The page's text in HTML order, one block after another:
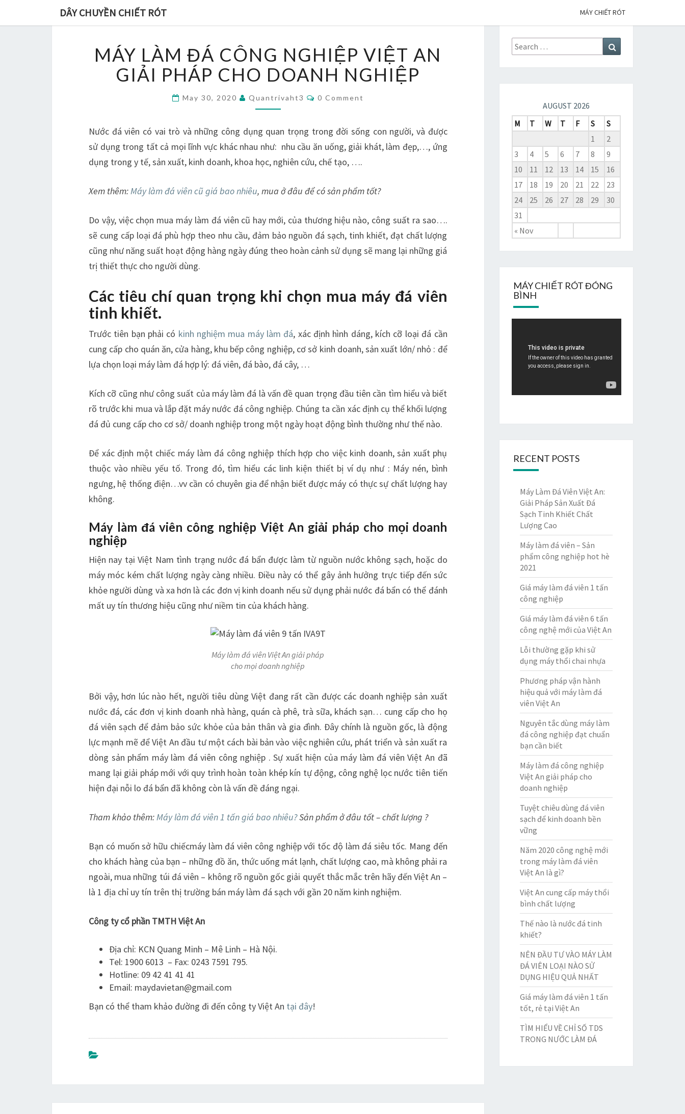
DÂY CHUYỀN CHIẾT RÓT MÁY CHIẾT RÓT
Á
Y
L
Á
C
N
N
H
I
Ệ
P
Ệ
N
G
Ả
P
H
Á
C
H
O
D
N
H
G
H
I
Ệ
MÁY LÀM ĐÁ CÔNG NGHIỆP VIỆT AN
GIẢI PHÁP CHO DOANH NGHIỆP
May 30, 2020 Quantrivaht3
C
O
N
T
S
0 Comment
Nước đá viên có vai trò và những công dụng quan trọng trong đời sống con người, và được
sử dụng trong tất cả mọi lĩnh vực khác nhau như: nhu cầu ăn uống, giải khát, làm đẹp,…, ứng
dụng trong y tế, sản xuất, kinh doanh, khoa học, nghiên cứu, chế tạo, ….
Xem thêm:Máy làm đá viên cũ giá bao nhiêu, mua ở đâu để có sản phẩm tốt?
Do vậy, việc chọn mua máy làm đá viên cũ hay mới, của thương hiệu nào, công suất ra sao….
sẽ cung cấp loại đá phù hợp theo nhu cầu, đảm bảo nguồn đá sạch, tinh khiết, đạt chất lượng
cũng như năng suất hoạt động hàng ngày đúng theo hoàn cảnh sử dụng sẽ mang lại những giá
trị thiết thực cho người dùng.
Các tiêu chí quan trọng khi chọn mua máy đá viên
tinh khiết.
Trước tiên bạn phải có kinh nghiệm mua máy làm đá, xác định hình dáng, kích cỡ loại đá cần
cung cấp cho quán ăn, cửa hàng, khu bếp công nghiệp, cơ sở kinh doanh, sản xuất lớn/ nhỏ : để
lựa chọn loại máy làm đá hợp lý: đá viên, đá bào, đá cây, …
Kích cỡ cũng như công suất của máy làm đá là vấn đề quan trọng đầu tiên cần tìm hiểu và biết
rõ trước khi mua và lắp đặt máy nước đá công nghiệp. Chúng ta cần xác định cụ thể khối lượng
đá đủ cung cấp cho cơ sở/ doanh nghiệp trong một ngày hoạt động bình thường như thế nào.
Để xác định một chiếc máy làm đá công nghiệp thích hợp cho việc kinh doanh, sản xuất phụ
thuộc vào nhiều yếu tố. Trong đó, tìm hiểu các linh kiện thiết bị ví dụ như : Máy nén, bình
ngưng, hệ thống điện…vv cần có chuyên gia để nhận biết được máy có thực sự chất lượng hay
không.
Máy làm đá viên công nghiệp Việt An giải pháp cho mọi doanh
nghiệp
Hiện nay tại Việt Nam tình trạng nước đá bẩn được làm từ nguồn nước không sạch, hoặc do
máy móc kém chất lượng ngày càng nhiều. Điều này có thể gây ảnh hưởng trực tiếp đến sức
khỏe người dùng và xa hơn là các đơn vị kinh doanh nếu sử dụng phải nước đá bẩn có thể đánh
mất uy tín thương hiệu cũng như niềm tin của khách hàng.
Máy làm đá viên Việt An giải pháp
cho mọi doanh nghiệp
Bởi vậy, hơn lúc nào hết, người tiêu dùng Việt đang rất cần được các doanh nghiệp sản xuất
nước đá, các đơn vị kinh doanh nhà hàng, quán cà phê, trà sữa, khách sạn… cung cấp cho họ
đá viên sạch để đảm bảo sức khỏe của bản thân và gia đình. Đây chính là nguồn gốc, là động
lực mạnh mẽ để Việt An đầu tư một cách bài bản vào việc nghiên cứu, phát triển và sản xuất ra
dòng sản phẩm máy làm đá viên công nghiệp . Sự xuất hiện của máy làm đá viên Việt An đã
mang lại giải pháp mới với quy trình hoàn toàn khép kín tự động, công nghệ lọc nước tiên tiến
hiện đại nỗi lo đá bẩn đã không còn là vấn đề đáng ngại.
Tham khảo thêm:Máy làm đá viên 1 tấn giá bao nhiêu?Sản phẩm ở đâu tốt – chất lượng ?
Bạn có muốn sở hữu chiếcmáy làm đá viên công nghiệp với tốc độ làm đá siêu tốc. Mang đến
cho khách hàng của bạn – những đồ ăn, thức uống mát lạnh, chất lượng cao, mà không phải ra
ngoài, mua những túi đá viên – không rõ nguồn gốc giải quyết thắc mắc trên hãy đến Việt An –
là 1 địa chỉ uy tín trên thị trường bán máy làm đá sạch với gần 20 năm kinh nghiệm.
Công ty cổ phần TMTH Việt An
Địa chỉ: KCN Quang Minh – Mê Linh – Hà Nội.
Tel: 1900 6013 – Fax: 0243 7591 795.
Hotline: 09 42 41 41 41
Email: maydavietan@gmail.com
Bạn có thể tham khảo đường đi đến công ty Việt An tại đây!
Search
for:
AUGUST 2026
M
T W T F S S
« Nov
1
2
3
4 5 6 7 8
9
10
11 12 13 14 15
16
17
18 19 20 21 22
23
24
25 26 27 28 29
30
31
MÁY CHIẾT RÓT ĐÓNG
BÌNH
RECENT POSTS
Máy Làm Đá Viên Việt An:
Giải Pháp Sản Xuất Đá
Sạch Tinh Khiết Chất
Lượng Cao
Máy làm đá viên – Sản
phẩm công nghiệp hot hè
2021
Giá máy làm đá viên 1 tấn
công nghiệp
Giá máy làm đá viên 6 tấn
công nghệ mới của Việt An
Lỗi thường gặp khi sử
dụng máy thổi chai nhựa
Phương pháp vận hành
hiệu quả với máy làm đá
viên Việt An
Nguyên tắc dùng máy làm
đá công nghiệp đạt chuẩn
bạn cần biết
Máy làm đá công nghiệp
Việt An giải pháp cho
doanh nghiệp
Tuyệt chiêu dùng đá viên
sạch để kinh doanh bền
vững
Năm 2020 công nghệ mới
trong máy làm đá viên
Việt An là gì?
Việt An cung cấp máy thổi
bình chất lượng
Thế nào là nước đá tinh
khiết?
NÊN ĐẦU TƯ VÀO MÁY LÀM
ĐÁ VIÊN LOẠI NÀO SỬ
DỤNG HIỆU QUẢ NHẤT
Giá máy làm đá viên 1 tấn
tốt, rẻ tại Việt An
TÌM HIỂU VỀ CHỈ SỐ TDS
TRONG NƯỚC LÀM ĐÁ